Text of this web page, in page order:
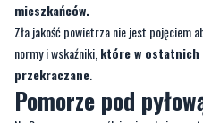
mieszkańców.
Zła jakość powietrza nie jest pojęciem
normy i wskaźniki, które w ostatnich
przekraczane
Pomorze pod